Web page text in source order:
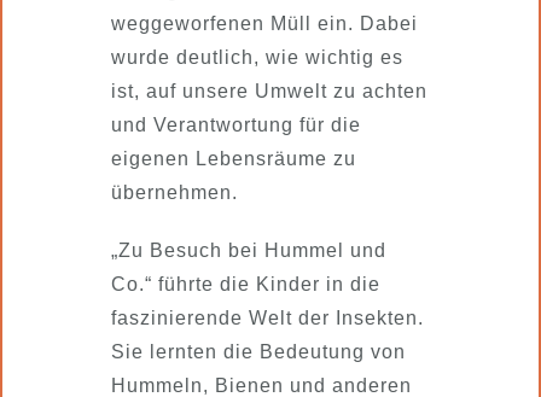
weggeworfenen Müll ein. Dabei
wurde deutlich, wie wichtig es
ist, auf unsere Umwelt zu achten
und Verantwortung für die
eigenen Lebensräume zu
übernehmen.
„Zu Besuch bei Hummel und
Co.“ führte die Kinder in die
faszinierende Welt der Insekten.
Sie lernten die Bedeutung von
Hummeln, Bienen und anderen